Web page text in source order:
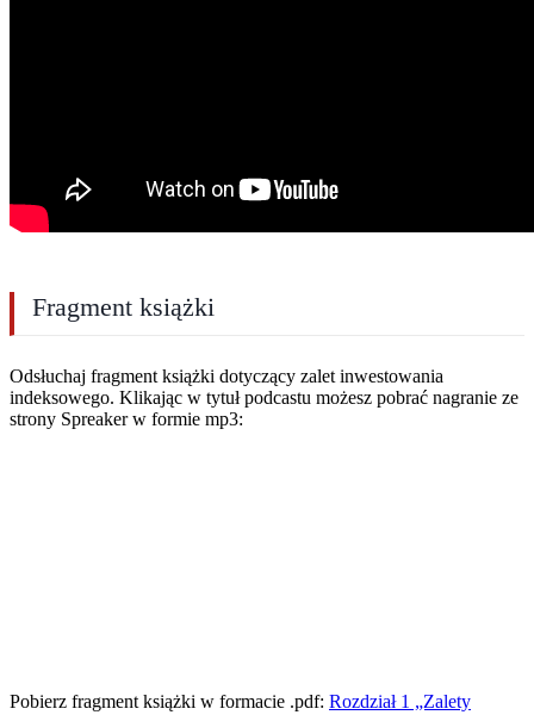
Fragment książki
Odsłuchaj fragment książki dotyczący zalet inwestowania
indeksowego. Klikając w tytuł podcastu możesz pobrać nagranie ze
strony Spreaker w formie mp3:
Pobierz fragment książki w formacie .pdf: Rozdział 1 „Zalety